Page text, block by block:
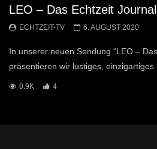
LEO – Das Echtzeit
ECHTZEIT-TV 6. AUGUST 2020
In unserer neuen Sendung “LEO –
präsentieren wir lustiges, einzigartiges
0.9K 4